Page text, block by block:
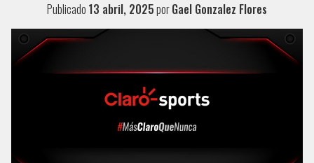
Publicado 13 abril, 2025porGael Gonzalez Flores